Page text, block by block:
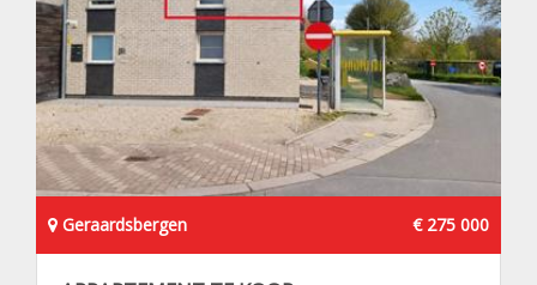
Geraardsbergen € 275 000